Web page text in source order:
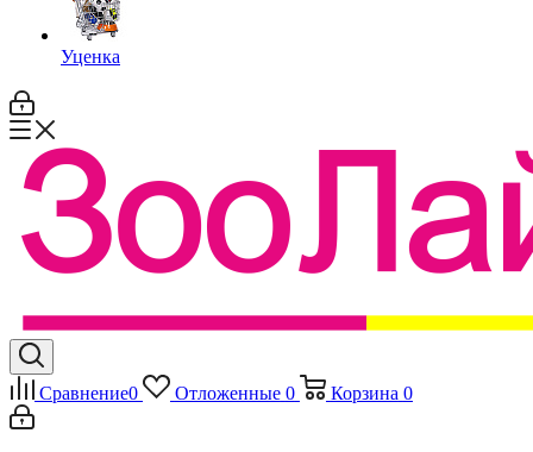
Уценка
Сравнение0 Отложенные 0 Корзина 0